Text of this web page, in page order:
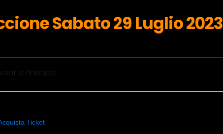
Sabato 29 Luglio 2023
is finished.